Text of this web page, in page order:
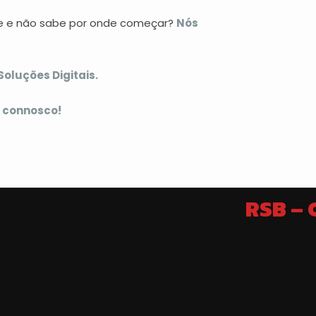
não sabe por onde começar? Nós
Digitais.
RSB –